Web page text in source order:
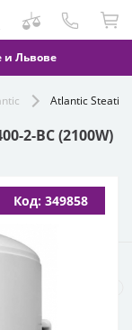
и Львове
Atlantic Steatite
2-BC (2100W)
Код: 349858